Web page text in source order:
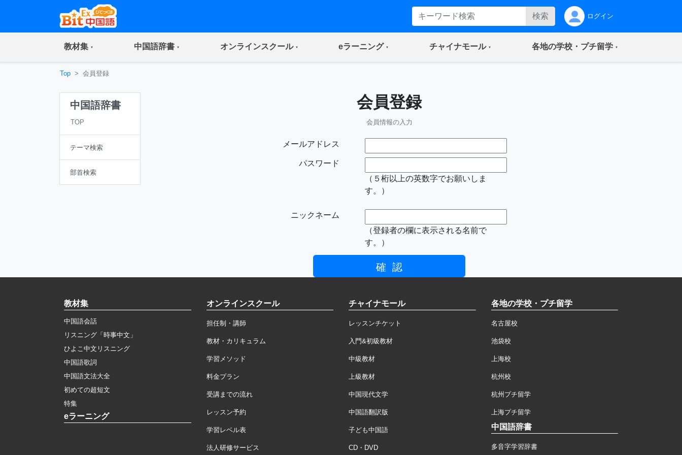
検索 ログイン
教材集(current) 中国語辞書(current) オンラインスクール(current) eラーニング(current) チャイナモール(current) 各地の学校・プチ留学(current)
Top 会員登録
中国語辞書
TOP
テーマ検索
部首検索
会員登録
会員情報の入力
メールアドレス
パスワード
（５桁以上の英数字でお願いしま
す。）
ニックネーム
（登録者の欄に表示される名前で
す。）
教材集
中国語会話
リスニング「時事中文」
ひよこ中文リスニング
中国語歌詞
中国語文法大全
初めての超短文
特集
eラーニング
オンラインスクール
担任制・講師
教材・カリキュラム
学習メソッド
料金プラン
受講までの流れ
レッスン予約
学習レベル表
法人研修サービス
チャイナモール
レッスンチケット
入門&初級教材
中級教材
上級教材
中国現代文学
中国語翻訳版
子ども中国語
CD・DVD
各地の学校・プチ留学
名古屋校
池袋校
上海校
杭州校
杭州プチ留学
上海プチ留学
中国語辞書
多音字学習辞書